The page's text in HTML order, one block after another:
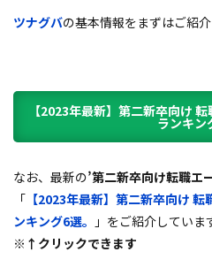
ツナグバの基本情報をまずはご紹介
【2023年最新】第二新卒向け
ランキン
なお、最新の’第二新卒向け転職エ
「 【2023年最新】第二新卒向け
ンキング6選。
」をご紹介していま
※↑クリックできます